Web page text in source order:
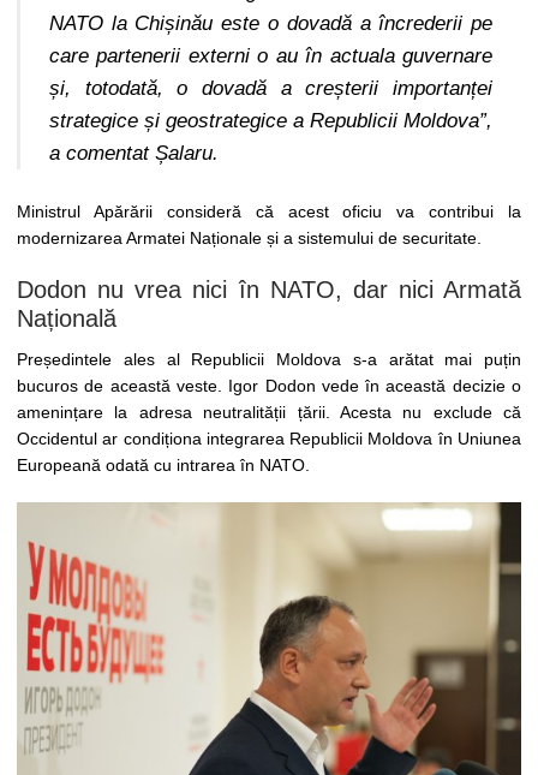
NATO la Chișinău este o dovadă a încrederii pe
care partenerii externi o au în actuala guvernare
și, totodată, o dovadă a creșterii importanței
strategice și geostrategice a Republicii Moldova”,
a comentat Șalaru.
Ministrul Apărării consideră că acest oficiu va contribui la
modernizarea Armatei Naționale și a sistemului de securitate.
Dodon nu vrea nici în NATO, dar nici Armată
Națională
Președintele ales al Republicii Moldova s-a arătat mai puțin
bucuros de această veste. Igor Dodon vede în această decizie o
amenințare la adresa neutralității țării. Acesta nu exclude că
Occidentul ar condiționa integrarea Republicii Moldova în Uniunea
Europeană odată cu intrarea în NATO.